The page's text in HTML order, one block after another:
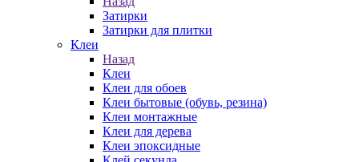
Затирки
Затирки для плитки
Клеи
Назад
Клеи
Клеи для обоев
Клеи бытовые (обувь, резина)
Клеи монтажные
Клеи для дерева
Клеи эпоксидные